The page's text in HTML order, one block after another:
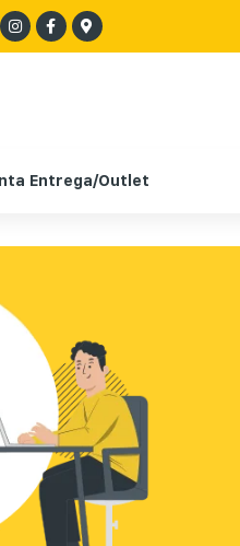
Entrega/Outlet